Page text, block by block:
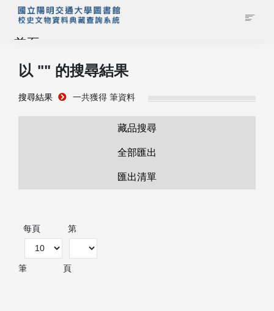
首頁
藏品查詢
以 "" 的搜尋結果
搜尋結果 一共獲得 筆資料
藏品搜尋
全部匯出
匯出清單
每頁
筆
第
頁